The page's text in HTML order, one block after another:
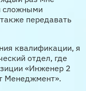
сложными
передавать
квалификации, я
отдел, где
«Инженер 2
Менеджмент».